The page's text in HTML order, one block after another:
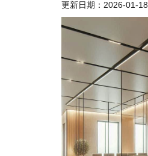
更新日期： 2026-01-18